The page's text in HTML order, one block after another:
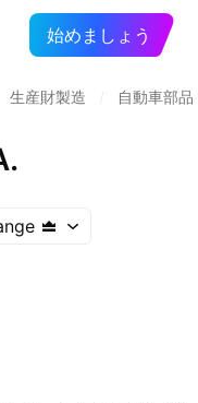
始めましょう
生産財製造 自動車部品